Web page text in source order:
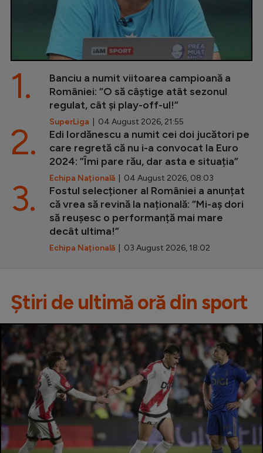
Banciu a numit viitoarea campioană a
României: ”O să câștige atât sezonul
regulat, cât și play-off-ul!”
SuperLiga | 04 August 2026, 21:55
1.
Edi Iordănescu a numit cei doi jucători pe
care regretă că nu i-a convocat la Euro
2024: ”Îmi pare rău, dar asta e situația”
Echipa Națională | 04 August 2026, 08:03
2.
Fostul selecționer al României a anunțat
că vrea să revină la națională: ”Mi-aș dori
să reușesc o performanță mai mare
decât ultima!”
Echipa Națională | 03 August 2026, 18:02
3.
Știri de ultimă oră din sport